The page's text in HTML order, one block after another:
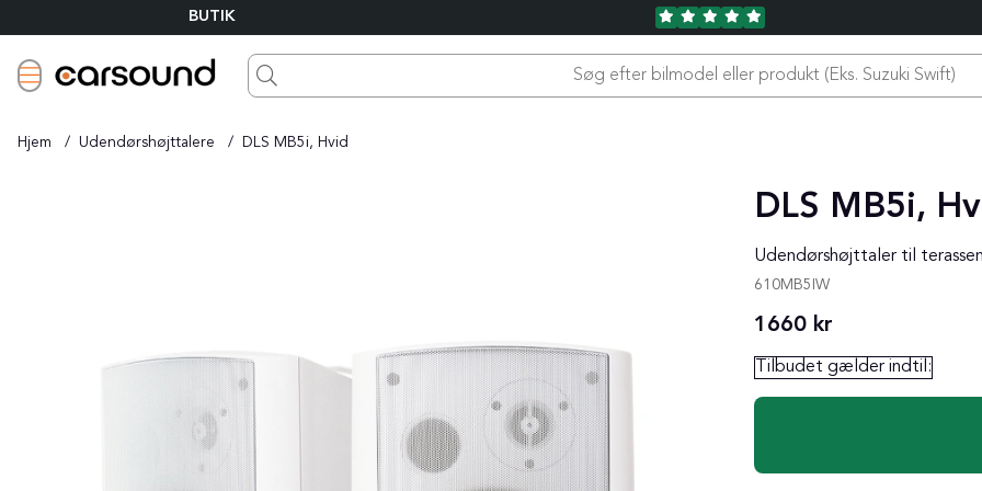
BUTIK
Hjem Udendørshøjttalere DLS MB5i, Hvid
DLS MB5i,
Udendørshøjttaler til terassen
610MB5IW
1660 kr
Tilbudet gælder indtil: